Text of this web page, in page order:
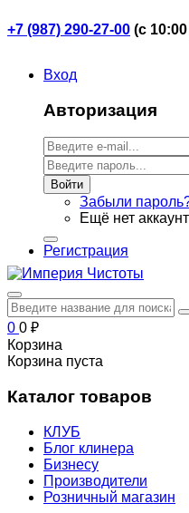
+7 (987) 290-27-00 (с
Вход
Авторизация
Войти
Забыли
Ещё нет
Регистрация
0 0 ₽
Корзина
Корзина пуста
Каталог товаров
КЛУБ
Блог клинера
Бизнесу
Производители
Розничный магазин